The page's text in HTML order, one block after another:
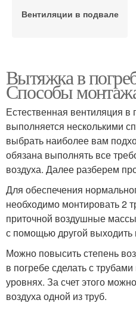
Вентиляции в подвале
Вентиляция в гараже
Естественная
вентиляция
Вытяжка в
Способы
Естественная вентиляция в
выполняется несколькими
выбрать наиболее вам
обязана выполнять все
воздуха. Далее разберем
Для обеспечения
необходимо монтировать 2
приточной воздушные
с помощью другой выходить
Можно повысить степень
в погребе сделать с
уровнях. За счет этого
воздуха одной из труб.